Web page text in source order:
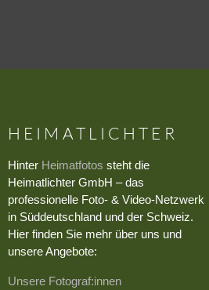
HEIMATLICHTER
Hinter Heimatfotos steht die
Heimatlichter GmbH – das
professionelle Foto- & Video-Netzwerk
in Süddeutschland und der Schweiz.
Hier finden Sie mehr über uns und
unsere Angebote:
Unsere Fotograf:innen